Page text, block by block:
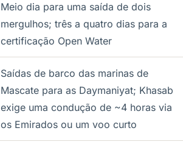
Meio dia para uma saída de dois
mergulhos; três a quatro dias para a
certificação Open Water
Saídas de barco das marinas de
Mascate para as Daymaniyat; Khasab
exige uma condução de ~4 horas via
os Emirados ou um voo curto